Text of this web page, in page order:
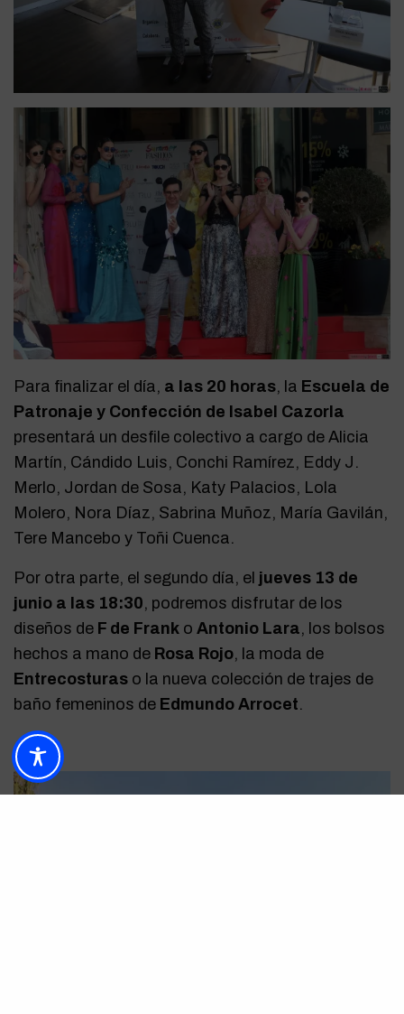
Para finalizar el día, a las 20 horas, la Escuela de
Patronaje y Confección de Isabel Cazorla
presentará un desfile colectivo a cargo de Alicia
Martín, Cándido Luis, Conchi Ramírez, Eddy J.
Merlo, Jordan de Sosa, Katy Palacios, Lola
Molero, Nora Díaz, Sabrina Muñoz, María Gavilán,
Tere Mancebo y Toñi Cuenca.
Por otra parte, el segundo día, el jueves 13 de
junio a las 18:30, podremos disfrutar de los
diseños de F de Frank oAntonio Lara, los bolsos
hechos a mano de Rosa Rojo, la moda de
Entrecosturas o la nueva colección de trajes de
baño femeninos de Edmundo Arrocet.